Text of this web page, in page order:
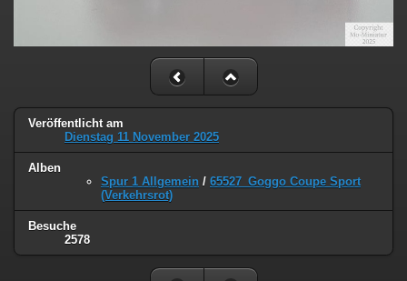
Veröffentlicht am
Dienstag 11 November 2025
Alben
Spur 1 Allgemein / 65527_Goggo Coupe Sport
(Verkehrsrot)
Besuche
2578